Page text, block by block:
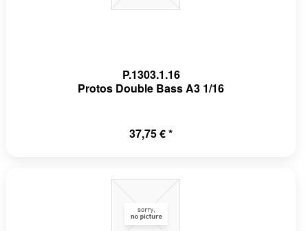
P.1303.1.16
Protos Double Bass A3 1/16
37,75 € *